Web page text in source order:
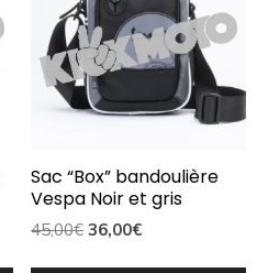
Sac “Box” bandoulière
Vespa Noir et gris
45,00€ Le
36,00€Le